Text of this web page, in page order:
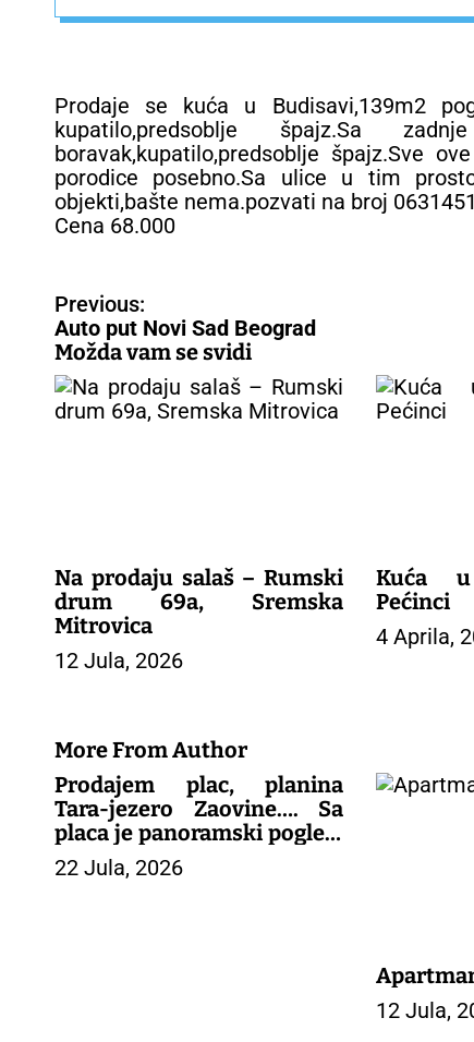
Prodaje se kuća u Budisavi,139m2
kupatilo,predsoblje špajz.Sa
boravak,kupatilo,predsoblje špajz.Sve
porodice posebno.Sa ulice u tim
objekti,bašte nema.pozvati na broj
Cena 68.000
N
a
v
i
g
a
l
a
n
a
k
Previous:
Auto put Novi Sad Beograd
Možda vam se svidi
Na prodaju salaš – Rumski
drum 69a, Sremska
Mitrovica
12 Jula, 2026
Kuća
Pećinci
4 Aprila,
More From Author
Prodajem plac, planina
Tara-jezero Zaovine…. Sa
placa je panoramski pogled,
jesero, vidi se deo Tare i
okolnih mesta… Plac je
22 Jula, 2026
12 Jula,